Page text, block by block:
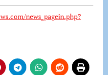
news_pagein.php?